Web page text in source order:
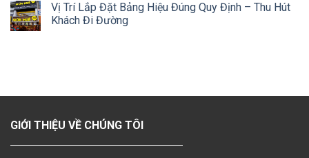
Vị Trí Lắp Đặt Bảng Hiệu Đúng Quy Định – Thu Hút
Khách Đi Đường
GIỚI THIỆU VỀ CHÚNG TÔI